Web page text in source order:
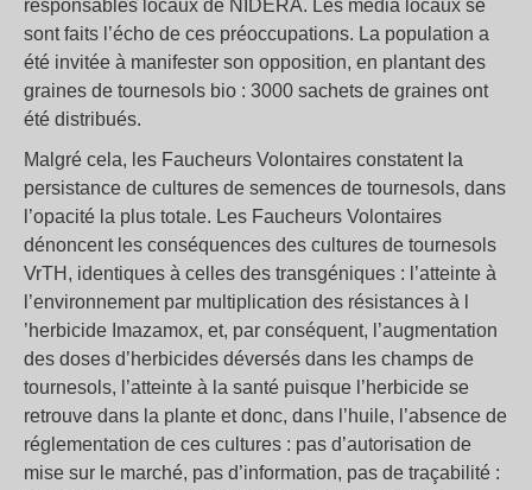
responsables locaux de NIDERA. Les media locaux se
sont faits l’écho de ces préoccupations. La population a
été invitée à manifester son opposition, en plantant des
graines de tournesols bio : 3000 sachets de graines ont
été distribués.
Malgré cela, les Faucheurs Volontaires constatent la
persistance de cultures de semences de tournesols, dans
l’opacité la plus totale. Les Faucheurs Volontaires
dénoncent les conséquences des cultures de tournesols
VrTH, identiques à celles des transgéniques : l’atteinte à
l’environnement par multiplication des résistances à l
’herbicide Imazamox, et, par conséquent, l’augmentation
des doses d’herbicides déversés dans les champs de
tournesols, l’atteinte à la santé puisque l’herbicide se
retrouve dans la plante et donc, dans l’huile, l’absence de
réglementation de ces cultures : pas d’autorisation de
mise sur le marché, pas d’information, pas de traçabilité :